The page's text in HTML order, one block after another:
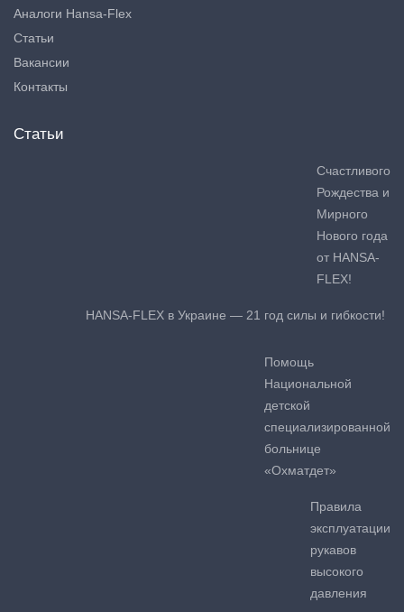
Аналоги Hansa-Flex
Статьи
Вакансии
Контакты
Статьи
Счастливого
Рождества и
Мирного
Нового года
от HANSA-
FLEX!
HANSA-FLEX в Украине — 21 год силы и гибкости!
Помощь
Национальной
детской
специализированной
больнице
«Охматдет»
Правила
эксплуатации
рукавов
высокого
давления